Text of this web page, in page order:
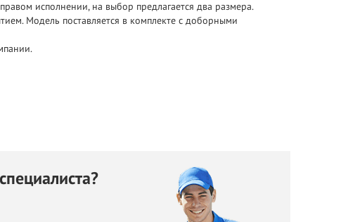
исполнении, на выбор предлагается два размера.
Модель поставляется в комплекте с доборными